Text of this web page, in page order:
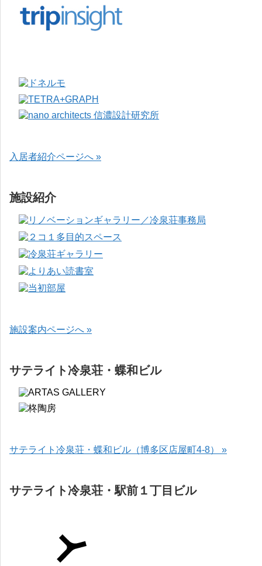
入居者紹介ページへ »
施設紹介
施設案内ページへ »
サテライト冷泉荘・蝶和ビル
サテライト冷泉荘・蝶和ビル（博多区店屋町4-8） »
サテライト冷泉荘・駅前１丁目ビル